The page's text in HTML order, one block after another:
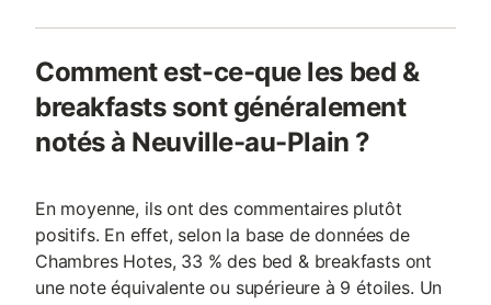
Comment est-ce-que les bed &
breakfasts sont généralement
notés à Neuville-au-Plain ?
En moyenne, ils ont des commentaires plutôt
positifs. En effet, selon la base de données de
Chambres Hotes, 33 % des bed & breakfasts ont
une note équivalente ou supérieure à 9 étoiles. Un